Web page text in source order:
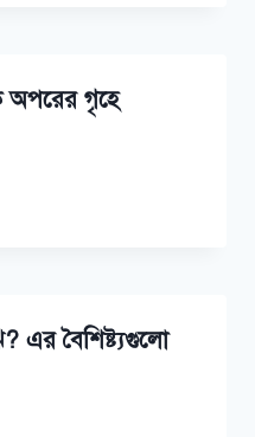
গৃহে
এর বৈশিষ্ট্যগুলো